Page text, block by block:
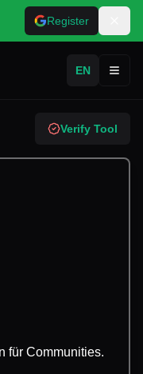
Register
EN
Verify Tool
für Communities.